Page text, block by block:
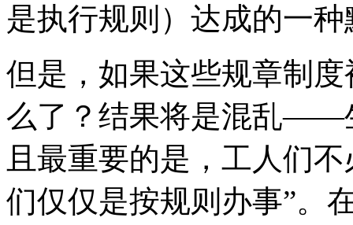
是执行规则）达成的一种
但是，如果这些规章制
么了？结果将是混乱——
且最重要的是，工人们
们仅仅是按规则办事”。